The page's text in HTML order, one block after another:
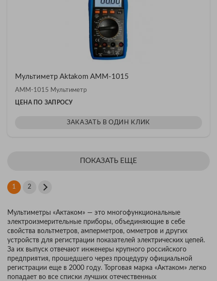
Мультиметр Aktakom АММ-1015
АММ-1015 Мультиметр
ЦЕНА ПО ЗАПРОСУ
ЗАКАЗАТЬ В ОДИН КЛИК
ПОКАЗАТЬ ЕЩЕ
1 2
Мультиметры «Актаком» — это многофункциональные
электроизмерительные приборы, объединяющие в себе
свойства вольтметров, амперметров, омметров и других
устройств для регистрации показателей электрических цепей.
За их выпуск отвечают инженеры крупного российского
предприятия, прошедшего через процедуру официальной
регистрации еще в 2000 году. Торговая марка «Актаком» легко
попадает во все списки лучших отечественных